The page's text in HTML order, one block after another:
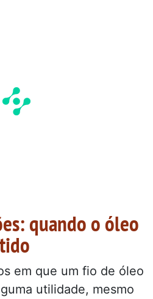
quando o óleo
em que um fio de óleo
utilidade, mesmo